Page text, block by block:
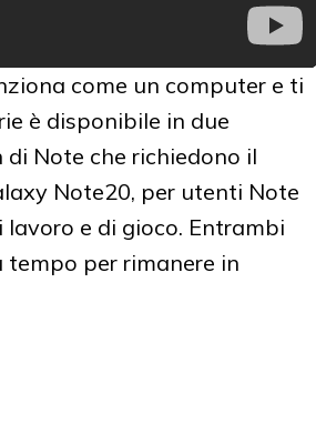
come un computer e ti
è disponibile in due
Note che richiedono il
Note20, per utenti Note
e di gioco. Entrambi
per rimanere in